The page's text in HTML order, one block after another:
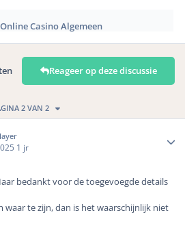
Online Casino Algemeen
Reageer op deze discussie
2 VAN 2
1 jr
bedankt voor de toegevoegde details
waar te zijn, dan is het waarschijnlijk niet